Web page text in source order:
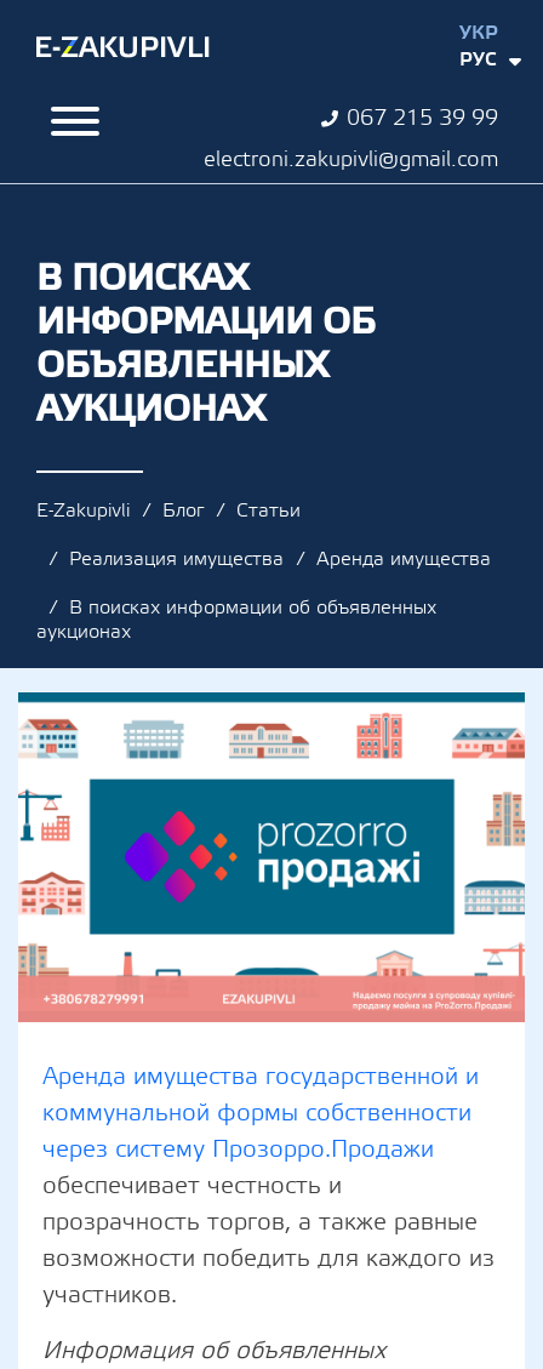
067 215 39 99
electroni.zakupivli@gmail.com
УКР
РУС
В ПОИСКАХ
ИНФОРМАЦИИ ОБ
ОБЪЯВЛЕННЫХ
АУКЦИОНАХ
E-Zakupivli Блог
Статьи
Реализация имущества
Аренда имущества
В поисках информации об объявленных
аукционах
Аренда имущества государственной и
коммунальной формы собственности
через систему Прозорро.Продажи
обеспечивает честность и
прозрачность торгов, а также равные
возможности победить для каждого из
участников.
Информация об объявленных